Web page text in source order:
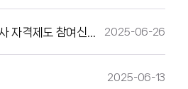
2025-06-26
2025-06-13